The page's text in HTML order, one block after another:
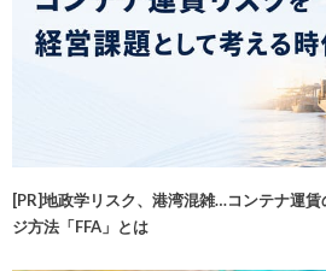
[PR]地政学リスク、港湾混雑…コンテナ運
ジ方法「FFA」とは